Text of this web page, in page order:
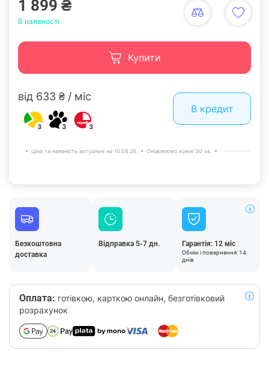
1 899 ₴
В наявності
Купити
від 633 ₴ / міс
3 3 3
В кредит
Ціна та наявність актуальні на 10.08.26. Оновлюємо кожні 30 хв.
Безкоштовна
доставка
Відправка 5-7 дн. Гарантія: 12 міс
Обмін і повернення: 14
днів
Оплата: готівкою, карткою онлайн, безготівковий
розрахунок